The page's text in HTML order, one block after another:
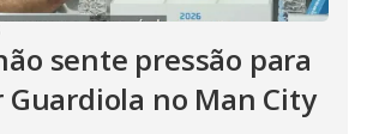
sente pressão para
no Man City